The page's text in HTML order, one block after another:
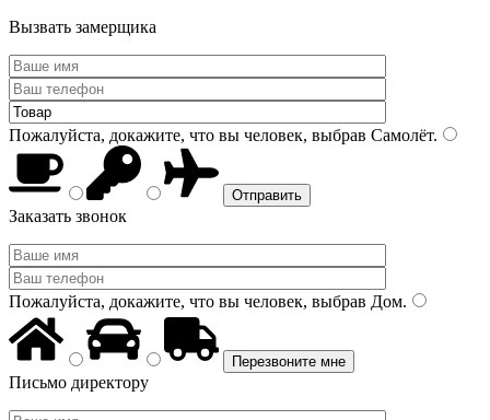
Вызвать замерщика
Пожалуйста, докажите, что вы человек, выбрав Самолёт.
Заказать звонок
Пожалуйста, докажите, что вы человек, выбрав Дом.
Письмо директору